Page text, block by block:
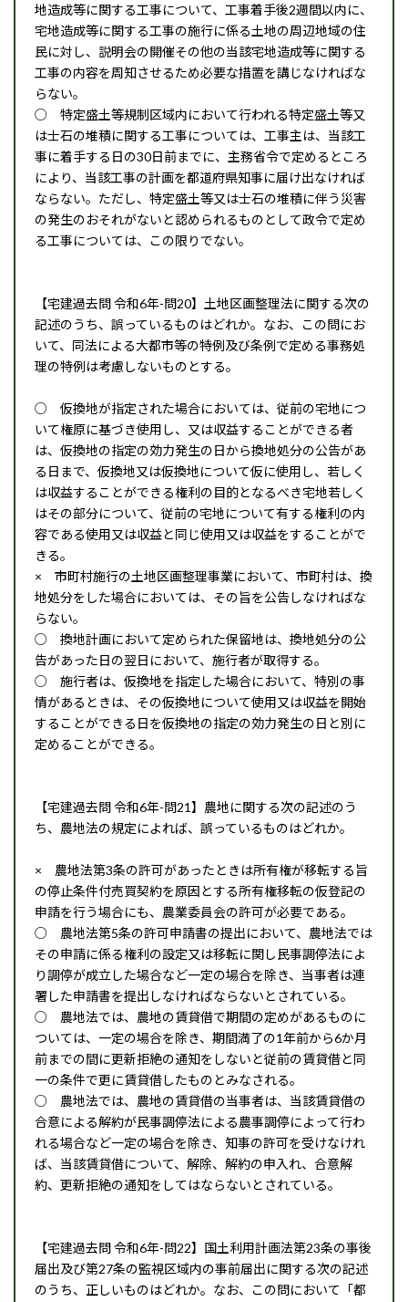
地造成等に関する工事について、工事着手後2週間以内に、
宅地造成等に関する工事の施行に係る土地の周辺地域の住
民に対し、説明会の開催その他の当該宅地造成等に関する
工事の内容を周知させるため必要な措置を講じなければな
らない。
○ 特定盛土等規制区域内において行われる特定盛土等又
は士石の堆積に関する工事については、工事主は、当該工
事に着手する日の30日前までに、主務省令で定めるところ
により、当該工事の計画を都道府県知事に届け出なければ
ならない。ただし、特定盛土等又は士石の堆積に伴う災害
の発生のおそれがないと認められるものとして政令で定め
る工事については、この限りでない。
【宅建過去問 令和6年-問20】土地区画整理法に関する次の
記述のうち、誤っているものはどれか。なお、この問にお
いて、同法による大都市等の特例及び条例で定める事務処
理の特例は考慮しないものとする。
○ 仮換地が指定された場合においては、従前の宅地につ
いて権原に基づき使用し、又は収益することができる者
は、仮換地の指定の効力発生の日から換地処分の公告があ
る日まで、仮換地又は仮換地について仮に使用し、若しく
は収益することができる権利の目的となるべき宅地若しく
はその部分について、従前の宅地について有する権利の内
容である使用又は収益と同じ使用又は収益をすることがで
きる。
× 市町村施行の土地区画整理事業において、市町村は、換
地処分をした場合においては、その旨を公告しなければな
らない。
○ 換地計画において定められた保留地は、換地処分の公
告があった日の翌日において、施行者が取得する。
○ 施行者は、仮換地を指定した場合において、特別の事
情があるときは、その仮換地について使用又は収益を開始
することができる日を仮換地の指定の効力発生の日と別に
定めることができる。
【宅建過去問 令和6年-問21】農地に関する次の記述のう
ち、農地法の規定によれば、誤っているものはどれか。
× 農地法第3条の許可があったときは所有権が移転する旨
の停止条件付売買契約を原因とする所有権移転の仮登記の
申請を行う場合にも、農業委員会の許可が必要である。
○ 農地法第5条の許可申請書の提出において、農地法では
その申請に係る権利の設定又は移転に関し民事調停法によ
り調停が成立した場合など一定の場合を除き、当事者は連
署した申請書を提出しなければならないとされている。
○ 農地法では、農地の賃貸借で期間の定めがあるものに
ついては、一定の場合を除き、期間満了の1年前から6か月
前までの間に更新拒絶の通知をしないと従前の賃貸借と同
一の条件で更に賃貸借したものとみなされる。
○ 農地法では、農地の賃貸借の当事者は、当該賃貸借の
合意による解約が民事調停法による農事調停によって行わ
れる場合など一定の場合を除き、知事の許可を受けなけれ
ば、当該賃貸借について、解除、解約の申入れ、合意解
約、更新拒絶の通知をしてはならないとされている。
【宅建過去問 令和6年-問22】国土利用計画法第23条の事後
届出及び第27条の監視区域内の事前届出に関する次の記述
のうち、正しいものはどれか。なお、この問において「都